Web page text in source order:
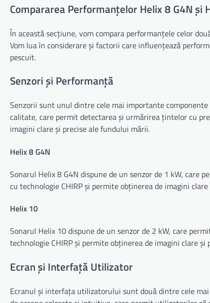
Compararea Performanțelor Helix 8 G4N și
În această secțiune, vom compara performanțele celor
Vom lua în considerare și factorii care influențează
pescuit.
Senzori și Performanță
Senzorii sunt unul dintre cele mai importante
calitate, care permit detectarea și urmărirea țintelor cu
imagini clare și precise ale fundului mării.
Helix 8 G4N
Sonarul Helix 8 G4N dispune de un senzor de 1 kW,
cu technologie CHIRP și permite obținerea de imagini
Helix 10
Sonarul Helix 10 dispune de un senzor de 2 kW, care
technologie CHIRP și permite obținerea de imagini clare
Ecran și Interfață Utilizator
Ecranul și interfața utilizatorului sunt două dintre cele